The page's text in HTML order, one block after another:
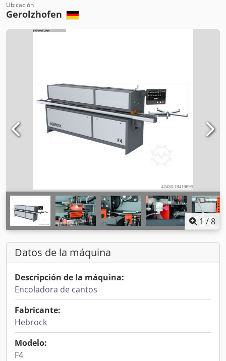
Ubicación
Gerolzhofen
1 /8
Datos de la máquina
Descripción de la máquina:
Encoladora de cantos
Fabricante:
Hebrock
Modelo:
F4